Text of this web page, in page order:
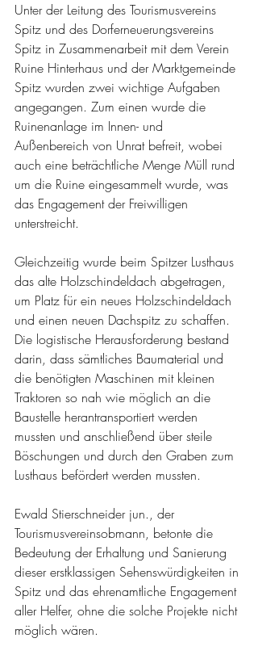
Unter der Leitung des Tourismusvereins
Spitz und des Dorferneuerungsvereins
Spitz in Zusammenarbeit mit dem Verein
Ruine Hinterhaus und der Marktgemeinde
Spitz wurden zwei wichtige Aufgaben
angegangen. Zum einen wurde die
Ruinenanlage im Innen- und
Außenbereich von Unrat befreit, wobei
auch eine beträchtliche Menge Müll rund
um die Ruine eingesammelt wurde, was
das Engagement der Freiwilligen
unterstreicht.
Gleichzeitig wurde beim Spitzer Lusthaus
das alte Holzschindeldach abgetragen,
um Platz für ein neues Holzschindeldach
und einen neuen Dachspitz zu schaffen.
Die logistische Herausforderung bestand
darin, dass sämtliches Baumaterial und
die benötigten Maschinen mit kleinen
Traktoren so nah wie möglich an die
Baustelle herantransportiert werden
mussten und anschließend über steile
Böschungen und durch den Graben zum
Lusthaus befördert werden mussten.
Ewald Stierschneider jun., der
Tourismusvereinsobmann, betonte die
Bedeutung der Erhaltung und Sanierung
dieser erstklassigen Sehenswürdigkeiten in
Spitz und das ehrenamtliche Engagement
aller Helfer, ohne die solche Projekte nicht
möglich wären.